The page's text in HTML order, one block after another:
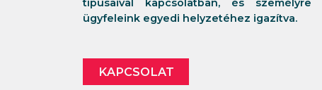
típusaival kapcsolatban, és
ügyfeleink egyedi helyzetéhez igazítva.
KAPCSOLAT